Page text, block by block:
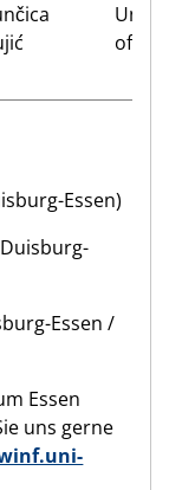
of
Essen)
Essen /
Essen
uns gerne